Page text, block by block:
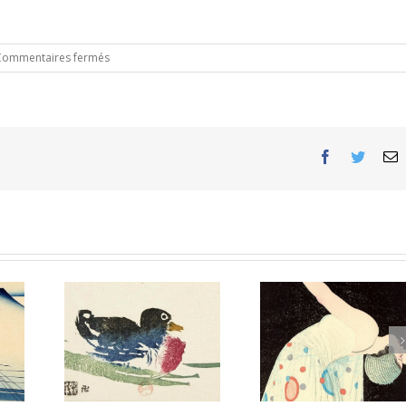
ferméssur
Shinjuku
Facebook
Twitter
–
Le Japonisme –
Vagues de renouveau :
estampes japonaises
modernes 1900-1960
Le
HAYASHI